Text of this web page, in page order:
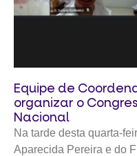
Equipe de
organizar o
Nacional
Na tarde desta quarta-
Aparecida Pereira e do